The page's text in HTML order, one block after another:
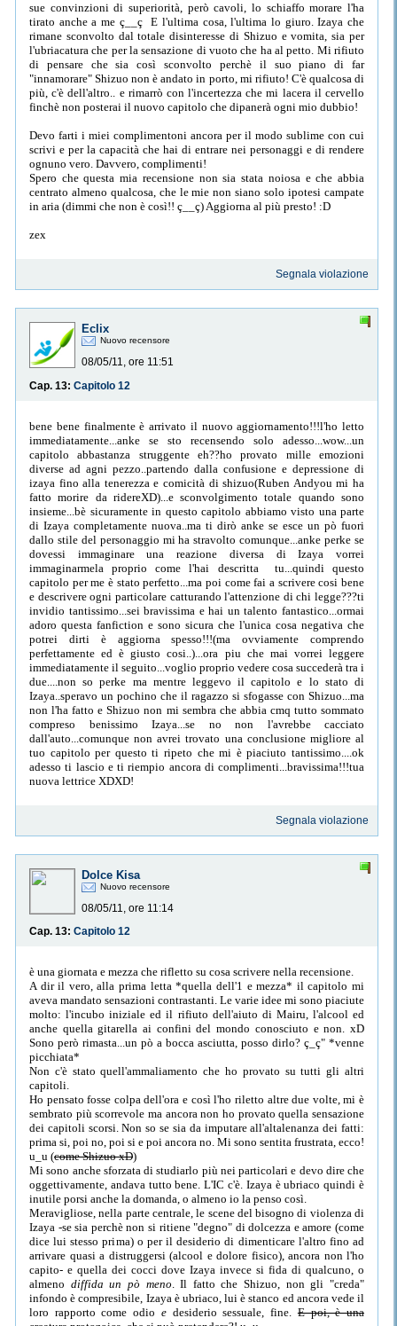
sue convinzioni di superiorità, però cavoli, lo schiaffo morare l'ha
tirato anche a me ç__ç E l'ultima cosa, l'ultima lo giuro. Izaya che
rimane sconvolto dal totale disinteresse di Shizuo e vomita, sia per
l'ubriacatura che per la sensazione di vuoto che ha al petto. Mi rifiuto
di pensare che sia così sconvolto perchè il suo piano di far
"innamorare" Shizuo non è andato in porto, mi rifiuto! C'è qualcosa di
più, c'è dell'altro.. e rimarrò con l'incertezza che mi lacera il cervello
finchè non posterai il nuovo capitolo che dipanerà ogni mio dubbio!
Devo farti i miei complimentoni ancora per il modo sublime con cui
scrivi e per la capacità che hai di entrare nei personaggi e di rendere
ognuno vero. Davvero, complimenti!
Spero che questa mia recensione non sia stata noiosa e che abbia
centrato almeno qualcosa, che le mie non siano solo ipotesi campate
in aria (dimmi che non è così!! ç__ç) Aggiorna al più presto! :D
zex
Segnala violazione
Eclix
Nuovo recensore
08/05/11, ore 11:51
Cap. 13: Capitolo 12
bene bene finalmente è arrivato il nuovo aggiornamento!!!l'ho letto
immediatamente...anke se sto recensendo solo adesso...wow...un
capitolo abbastanza struggente eh??ho provato mille emozioni
diverse ad agni pezzo..partendo dalla confusione e depressione di
izaya fino alla tenerezza e comicità di shizuo(Ruben Andyou mi ha
fatto morire da ridereXD)...e sconvolgimento totale quando sono
insieme...bè sicuramente in questo capitolo abbiamo visto una parte
di Izaya completamente nuova..ma ti dirò anke se esce un pò fuori
dallo stile del personaggio mi ha stravolto comunque...anke perke se
dovessi immaginare una reazione diversa di Izaya vorrei
immaginarmela proprio come l'hai descritta tu...quindi questo
capitolo per me è stato perfetto...ma poi come fai a scrivere cosi bene
e descrivere ogni particolare catturando l'attenzione di chi legge???ti
invidio tantissimo...sei bravissima e hai un talento fantastico...ormai
adoro questa fanfiction e sono sicura che l'unica cosa negativa che
potrei dirti è aggiorna spesso!!!(ma ovviamente comprendo
perfettamente ed è giusto cosi..)...ora piu che mai vorrei leggere
immediatamente il seguito...voglio proprio vedere cosa succederà tra i
due....non so perke ma mentre leggevo il capitolo e lo stato di
Izaya..speravo un pochino che il ragazzo si sfogasse con Shizuo...ma
non l'ha fatto e Shizuo non mi sembra che abbia cmq tutto sommato
compreso benissimo Izaya...se no non l'avrebbe cacciato
dall'auto...comunque non avrei trovato una conclusione migliore al
tuo capitolo per questo ti ripeto che mi è piaciuto tantissimo....ok
adesso ti lascio e ti riempio ancora di complimenti...bravissima!!!tua
nuova lettrice XDXD!
Segnala violazione
Dolce Kisa
Nuovo recensore
08/05/11, ore 11:14
Cap. 13: Capitolo 12
è una giornata e mezza che rifletto su cosa scrivere nella recensione.
A dir il vero, alla prima letta *quella dell'1 e mezza* il capitolo mi
aveva mandato sensazioni contrastanti. Le varie idee mi sono piaciute
molto: l'incubo iniziale ed il rifiuto dell'aiuto di Mairu, l'alcool ed
anche quella gitarella ai confini del mondo conosciuto e non. xD
Sono però rimasta...un pò a bocca asciutta, posso dirlo? ç_ç" *venne
picchiata*
Non c'è stato quell'ammaliamento che ho provato su tutti gli altri
capitoli.
Ho pensato fosse colpa dell'ora e così l'ho riletto altre due volte, mi è
sembrato più scorrevole ma ancora non ho provato quella sensazione
dei capitoli scorsi. Non so se sia da imputare all'altalenanza dei fatti:
prima si, poi no, poi si e poi ancora no. Mi sono sentita frustrata, ecco!
u_u (come Shizuo xD)
Mi sono anche sforzata di studiarlo più nei particolari e devo dire che
oggettivamente, andava tutto bene. L'IC c'è. Izaya è ubriaco quindi è
inutile porsi anche la domanda, o almeno io la penso così.
Meravigliose, nella parte centrale, le scene del bisogno di violenza di
Izaya -se sia perchè non si ritiene "degno" di dolcezza e amore (come
dice lui stesso prima) o per il desiderio di dimenticare l'altro fino ad
arrivare quasi a distruggersi (alcool e dolore fisico), ancora non l'ho
capito- e quella dei cocci dove Izaya invece si fida di qualcuno, o
almeno diffida un pò meno . Il fatto che Shizuo, non gli "creda"
infondo è compresibile, Izaya è ubriaco, lui è stanco ed ancora vede il
loro rapporto come odio edesiderio sessuale, fine.E poi, è una